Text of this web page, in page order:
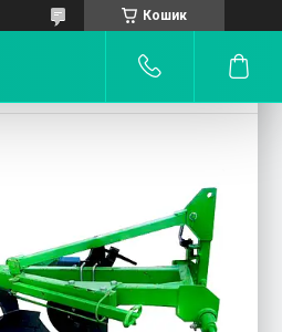
Кошик